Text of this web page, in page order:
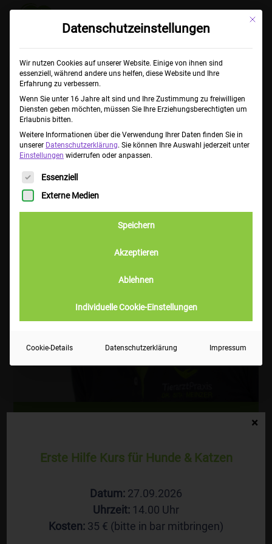
1991-1995 Ausbildung zur Zahntechnikerin in Freising
1995-2001 Zahntechnikerin in Freising
Erste Hilfe Kurs für Hunde & Katzen
Datum: 27.09.2026
Uhrzeit: 14.00 Uhr
Kosten: 35 € (bitte in bar mitbringen)
×
Mit
Datenschutzeinstellungen
Wir nutzen Cookies auf unserer Website. Einige von ihnen sind
essenziell, während andere uns helfen, diese Website und Ihre
Erfahrung zu verbessern.
Wenn Sie unter 16 Jahre alt sind und Ihre Zustimmung zu freiwilligen
Diensten geben möchten, müssen Sie Ihre Erziehungsberechtigten um
Erlaubnis bitten.
Weitere Informationen über die Verwendung Ihrer Daten finden Sie in
unserer Datenschutzerklärung. Sie können Ihre Auswahl jederzeit unter
Einstellungen widerrufen oder anpassen.
Es folgt eine Liste der Service-Gruppen, für die eine
Essenziell
Externe Medien
Speichern
Akzeptieren
Ablehnen
Individuelle Cookie-Einstellungen
Cookie-Details Datenschutzerklärung Impressum